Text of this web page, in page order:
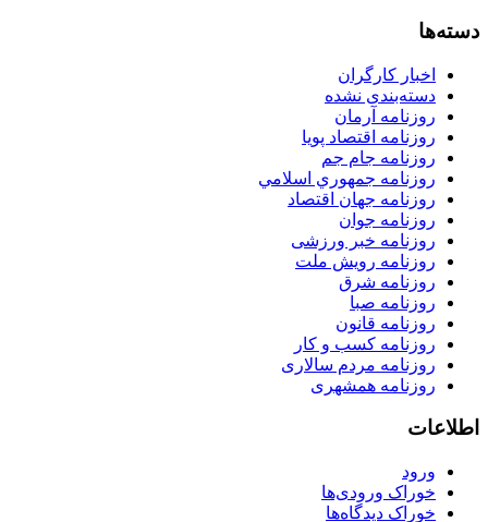
دسته‌ها
اخبار کارگران
دسته‌بندی نشده
روزنامه آرمان
روزنامه اقتصاد پویا
روزنامه جام جم
روزنامه جمهوري اسلامي
روزنامه جهان اقتصاد
روزنامه جوان
روزنامه خبر ورزشى
روزنامه رویش ملت
روزنامه شرق
روزنامه صبا
روزنامه قانون
روزنامه كسب و كار
روزنامه مردم سالاری
روزنامه همشهری
اطلاعات
ورود
خوراک ورودی‌ها
خوراک دیدگاه‌ها